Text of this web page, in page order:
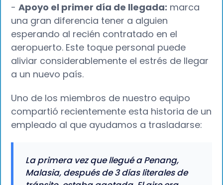
-Apoyo el primer día de llegada: marca
una gran diferencia tener a alguien
esperando al recién contratado en el
aeropuerto. Este toque personal puede
aliviar considerablemente el estrés de llegar
a un nuevo país.
Uno de los miembros de nuestro equipo
compartió recientemente esta historia de un
empleado al que ayudamos a trasladarse:
La primera vez que llegué a Penang,
Malasia, después de 3 días literales de